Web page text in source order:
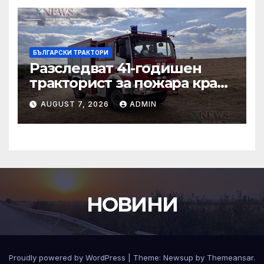
Българска поляна
БЪЛГАРСКИ ТРАКТОРИ
Разследват 41-годишен
тракторист за пожара край
Българска поляна
AUGUST 7, 2026 ADMIN
НОВИНИ
Proudly powered by WordPress Theme: Newsup by Themeansar.